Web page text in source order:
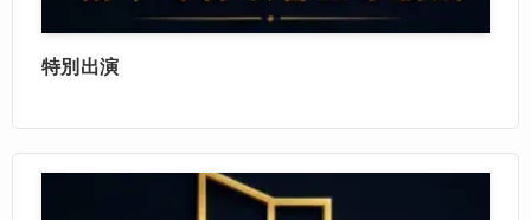
特別出演